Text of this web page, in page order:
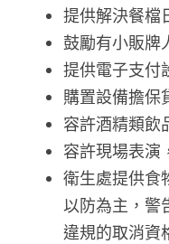
汪明欣專欄
張美雄專欄
莊豪鋒專欄
香港科技專上書
提供解決餐檔
鼓勵有小販牌
提供電子支付
購置設備擔保
容許酒精類飲
容許現場表演
衛生處提供食
以防為主，警
違規的取消資